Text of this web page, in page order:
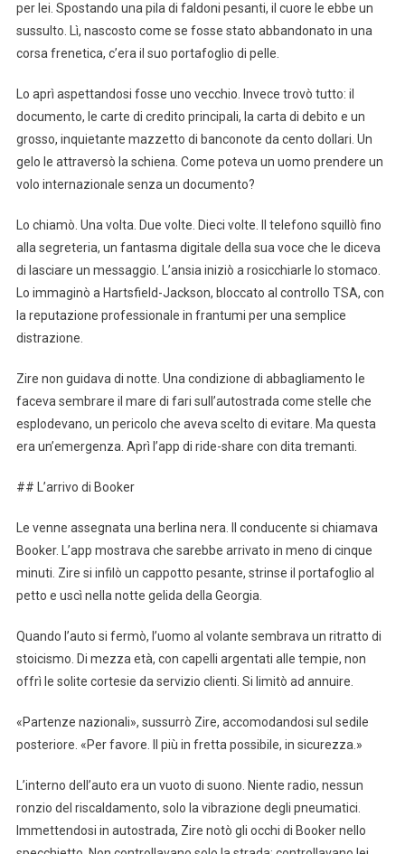
per lei. Spostando una pila di faldoni pesanti, il cuore le ebbe un
sussulto. Lì, nascosto come se fosse stato abbandonato in una
corsa frenetica, c’era il suo portafoglio di pelle.
Lo aprì aspettandosi fosse uno vecchio. Invece trovò tutto: il
documento, le carte di credito principali, la carta di debito e un
grosso, inquietante mazzetto di banconote da cento dollari. Un
gelo le attraversò la schiena. Come poteva un uomo prendere un
volo internazionale senza un documento?
Lo chiamò. Una volta. Due volte. Dieci volte. Il telefono squillò fino
alla segreteria, un fantasma digitale della sua voce che le diceva
di lasciare un messaggio. L’ansia iniziò a rosicchiarle lo stomaco.
Lo immaginò a Hartsfield-Jackson, bloccato al controllo TSA, con
la reputazione professionale in frantumi per una semplice
distrazione.
Zire non guidava di notte. Una condizione di abbagliamento le
faceva sembrare il mare di fari sull’autostrada come stelle che
esplodevano, un pericolo che aveva scelto di evitare. Ma questa
era un’emergenza. Aprì l’app di ride-share con dita tremanti.
## L’arrivo di Booker
Le venne assegnata una berlina nera. Il conducente si chiamava
Booker. L’app mostrava che sarebbe arrivato in meno di cinque
minuti. Zire si infilò un cappotto pesante, strinse il portafoglio al
petto e uscì nella notte gelida della Georgia.
Quando l’auto si fermò, l’uomo al volante sembrava un ritratto di
stoicismo. Di mezza età, con capelli argentati alle tempie, non
offrì le solite cortesie da servizio clienti. Si limitò ad annuire.
«Partenze nazionali», sussurrò Zire, accomodandosi sul sedile
posteriore. «Per favore. Il più in fretta possibile, in sicurezza.»
L’interno dell’auto era un vuoto di suono. Niente radio, nessun
ronzio del riscaldamento, solo la vibrazione degli pneumatici.
Immettendosi in autostrada, Zire notò gli occhi di Booker nello